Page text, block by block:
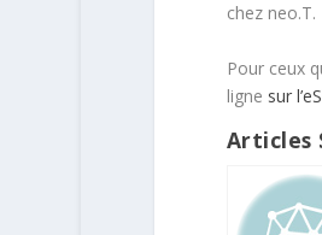
chez neo.T.
Pour ceux
ligne sur
Articles